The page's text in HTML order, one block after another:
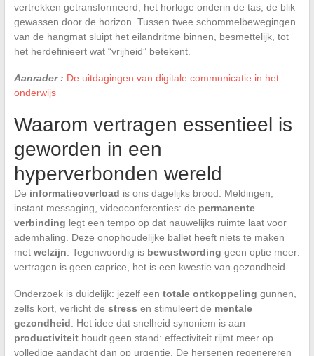
vertrekken getransformeerd, het horloge onderin de tas, de blik
gewassen door de horizon. Tussen twee schommelbewegingen
van de hangmat sluipt het eilandritme binnen, besmettelijk, tot
het herdefinieert wat “vrijheid” betekent.
Aanrader : De uitdagingen van digitale communicatie in het
onderwijs
Waarom vertragen essentieel is
geworden in een
hyperverbonden wereld
De informatieoverload is ons dagelijks brood. Meldingen,
instant messaging, videoconferenties: de permanente
verbinding legt een tempo op dat nauwelijks ruimte laat voor
ademhaling. Deze onophoudelijke ballet heeft niets te maken
met welzijn . Tegenwoordig is bewustwording geen optie meer:
vertragen is geen caprice, het is een kwestie van gezondheid.
Onderzoek is duidelijk: jezelf een totale ontkoppeling gunnen,
zelfs kort, verlicht de stress en stimuleert de mentale
gezondheid . Het idee dat snelheid synoniem is aan
productiviteithoudt geen stand: effectiviteit rijmt meer op
volledige aandacht dan op urgentie. De hersenen regenereren